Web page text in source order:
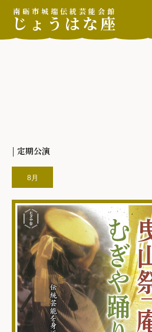
南砺市城端伝統芸能会館
じょうはな座
| 定期公演
8月